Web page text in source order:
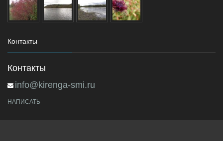
Контакты
Контакты
info@kirenga-smi.ru
НАПИСАТЬ